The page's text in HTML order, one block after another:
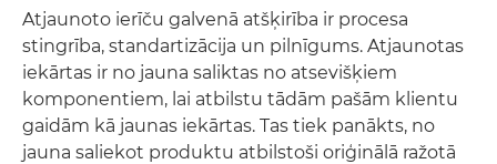
Atjaunoto ierīču galvenā atšķirība ir procesa
stingrība, standartizācija un pilnīgums. Atjaunotas
iekārtas ir no jauna saliktas no atsevišķiem
komponentiem, lai atbilstu tādām pašām klientu
gaidām kā jaunas iekārtas. Tas tiek panākts, no
jauna saliekot produktu atbilstoši oriģinālā ražotā